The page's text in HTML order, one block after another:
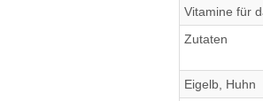
Vitamine für
Zutaten
Eigelb, Huhn